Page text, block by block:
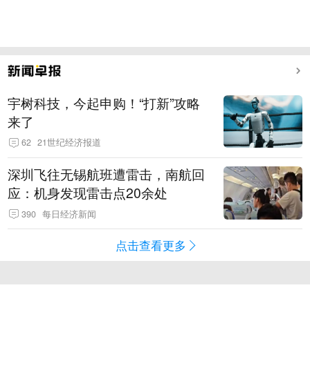
宇树科技，今起申购！“打新”攻略
来了
62 21世纪经济报道
深圳飞往无锡航班遭雷击，南航回
应：机身发现雷击点20余处
390 每日经济新闻
点击查看更多